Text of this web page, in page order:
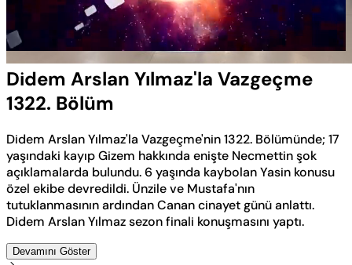
Sesi
Aç
Oynatma
Hızı
Didem Arslan Yılmaz'la Vazgeçme
1322. Bölüm
Didem Arslan Yılmaz'la Vazgeçme'nin 1322. Bölümünde; 17
yaşındaki kayıp Gizem hakkında enişte Necmettin şok
açıklamalarda bulundu. 6 yaşında kaybolan Yasin konusu
özel ekibe devredildi. Ünzile ve Mustafa'nın
tutuklanmasının ardından Canan cinayet günü anlattı.
Didem Arslan Yılmaz sezon finali konuşmasını yaptı.
Devamını Göster